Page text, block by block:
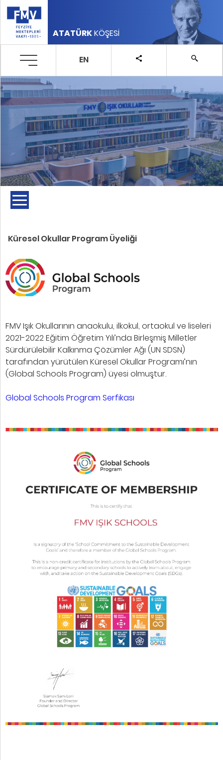
ATATÜRKKÖŞESİ
EN
Küresel Okullar Program Üyeliği
FMV Işık Okullarının anaokulu, ilkokul, ortaokul ve liseleri
2021-2022 Eğitim Öğretim Yılı’nda Birleşmiş Milletler
Sürdürülebilir Kalkınma Çözümler Ağı (UN SDSN)
tarafından yürütülen Küresel Okullar Programı’nın
(Global Schools Program) üyesi olmuştur.
Global Schools Program Serfikası